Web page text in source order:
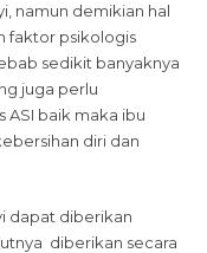
namun demikian hal
faktor psikologis
sedikit banyaknya
juga perlu
ASI baik maka ibu
diri dan
dapat diberikan
diberikan secara